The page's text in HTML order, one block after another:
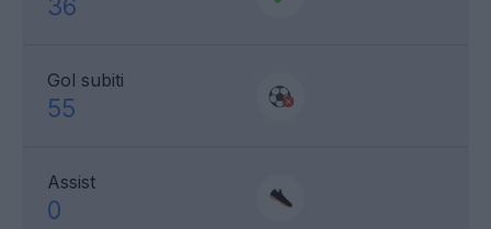
36
Gol subiti
55
Assist
0